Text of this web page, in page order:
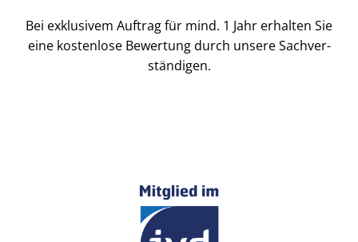
Bei exklusivem Auftrag für mind. 1 Jahr erhalten Sie
eine kostenlose Bewertung durch unsere Sach­ver­
stän­di­gen.